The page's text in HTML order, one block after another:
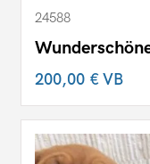
24588
200,00 €VB